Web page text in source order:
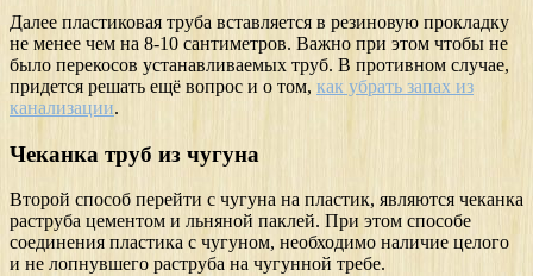
Далее пластиковая труба вставляется в резиновую прокладку
не менее чем на 8-10 сантиметров. Важно при этом чтобы не
было перекосов устанавливаемых труб. В противном случае,
придется решать ещё вопрос и о том, как убрать запах из
канализации.
Чеканка труб из чугуна
Второй способ перейти с чугуна на пластик, являются чеканка
раструба цементом и льняной паклей. При этом способе
соединения пластика с чугуном, необходимо наличие целого
и не лопнувшего раструба на чугунной требе.